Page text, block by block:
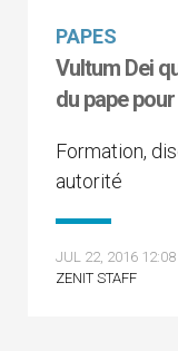
PAPES
Vultum Dei
du pape
Formation,
autorité
JUL 22, 2016 12:08
ZENIT STAFF